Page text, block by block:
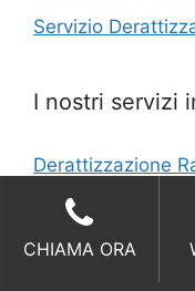
Servizio
I nostri servizi
Derattizzazione
Derattizzazione
Ditta
CHIAMA ORA